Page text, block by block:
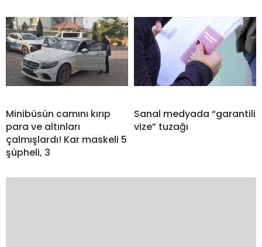
Minibüsün camını kırıp
para ve altınları
çalmışlardı! Kar maskeli 5
şüpheli, 3
Sanal medyada “garantili
vize” tuzağı